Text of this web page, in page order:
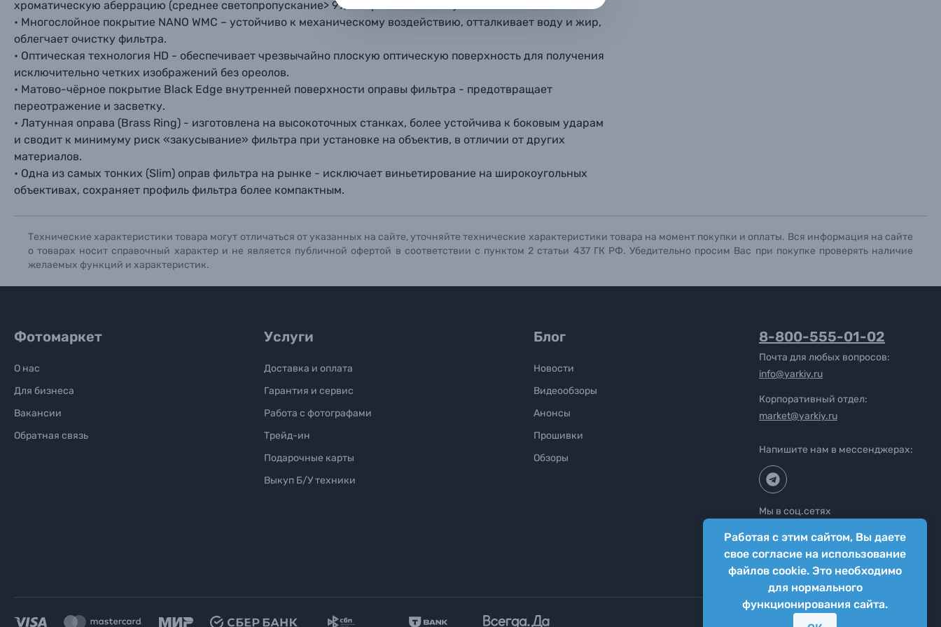
Прикрепить файл
Отправить вопрос
Прикрепить файл
Отправить вопрос
Фотоальбомы
Книги о фотографии, альбомы известных фотографов
Солнцезащитные очки
Б/У фототехника (Комиссионные товары)
Уценённые товары
хроматическую аберрацию (среднее светопропускание> 99,0% при 420-680 Нм).
• Многослойное покрытие NANO WMC – устойчиво к механическому воздействию, отталкивает воду и жир,
облегчает очистку фильтра.
• Оптическая технология HD - обеспечивает чрезвычайно плоскую оптическую поверхность для получения
исключительно четких изображений без ореолов.
• Матово-чёрное покрытие Black Edge внутренней поверхности оправы фильтра - предотвращает
переотражение и засветку.
• Латунная оправа (Brass Ring) - изготовлена на высокоточных станках, более устойчива к боковым ударам
и сводит к минимуму риск «закусывание» фильтра при установке на объектив, в отличии от других
материалов.
• Одна из самых тонких (Slim) оправ фильтра на рынке - исключает виньетирование на широкоугольных
объективах, сохраняет профиль фильтра более компактным.
Технические характеристики товара могут отличаться от указанных на сайте, уточняйте технические характеристики товара на момент покупки и оплаты. Вся информация на сайте
о товарах носит справочный характер и не является публичной офертой в соответствии с пунктом 2 статьи 437 ГК РФ. Убедительно просим Вас при покупке проверять наличие
желаемых функций и характеристик.
Работая с этим сайтом, Вы даете
свое согласие на использование
файлов cookie. Это необходимо
для нормального
функционирования сайта.
Прикрепить файл
Отправить вопрос
Фотомаркет
О нас
Для бизнеса
Вакансии
Обратная связь
Услуги
Доставка и оплата
Гарантия и сервис
Работа с фотографами
Трейд-ин
Подарочные карты
Выкуп Б/У техники
Блог
Новости
Видеообзоры
Анонсы
Прошивки
Обзоры
8-800-555-01-02
Почта для любых вопросов:
info@yarkiy.ru
Корпоративный отдел:
market@yarkiy.ru
Напишите нам в мессенджерах:
Мы в соц.сетях